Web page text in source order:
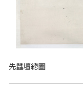
先蠶壇總圖